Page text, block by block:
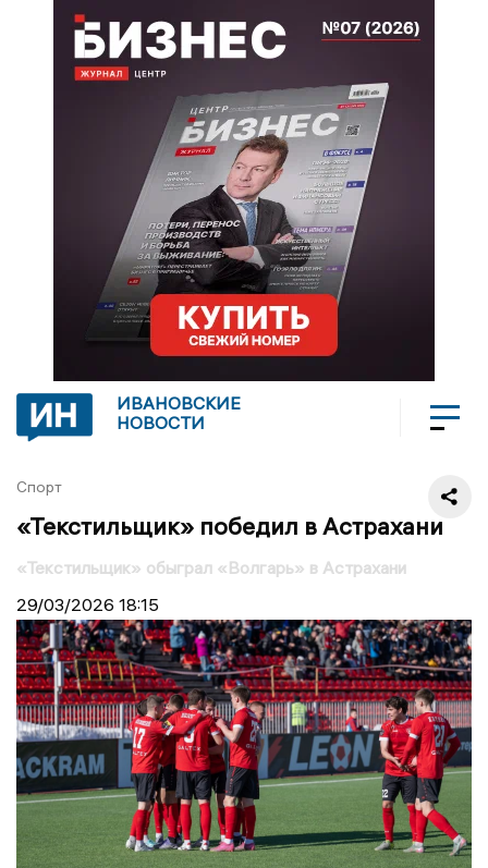
ИВАНОВСКИЕ
НОВОСТИ
Спорт
«Текстильщик» победил в Астрахани
«Текстильщик» обыграл «Волгарь» в Астрахани
29/03/2026 18:15